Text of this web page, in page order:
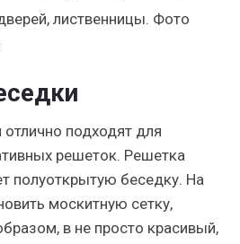
подходят для
решеток. Решетка
полуоткрытую беседку. На
москитную сетку,
в не просто красивый,